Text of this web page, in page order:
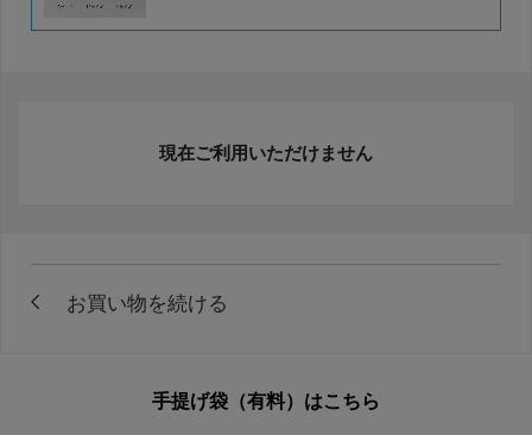
現在ご利用いただけません
手提げ袋（有料）はこちら